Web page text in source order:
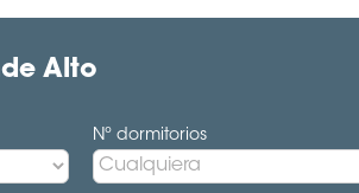
Alto
Nº dormitorios